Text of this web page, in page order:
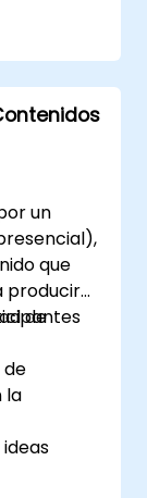
de
un
que
producir
de
la